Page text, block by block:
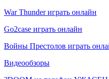
War Thunder играть онлайн
Go2case играть онлайн
Войны Престолов играть
Видеообзоры